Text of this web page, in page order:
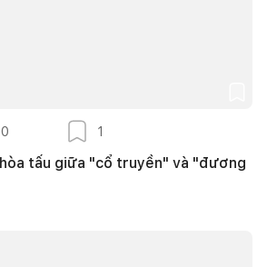
0 1
tấu giữa "cổ truyền" và "đương